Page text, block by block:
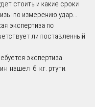
стоить и какие сроки
по измерению удар...
экспертиза по
ли поставленный
экспертиза
нашел 6 кг. ртути.